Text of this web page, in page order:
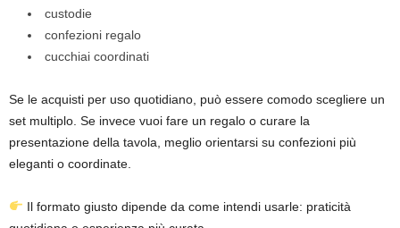
custodie
confezioni regalo
cucchiai coordinati
Se le acquisti per uso quotidiano, può essere comodo scegliere un
set multiplo. Se invece vuoi fare un regalo o curare la
presentazione della tavola, meglio orientarsi su confezioni più
eleganti o coordinate.
Il formato giusto dipende da come intendi usarle: praticità